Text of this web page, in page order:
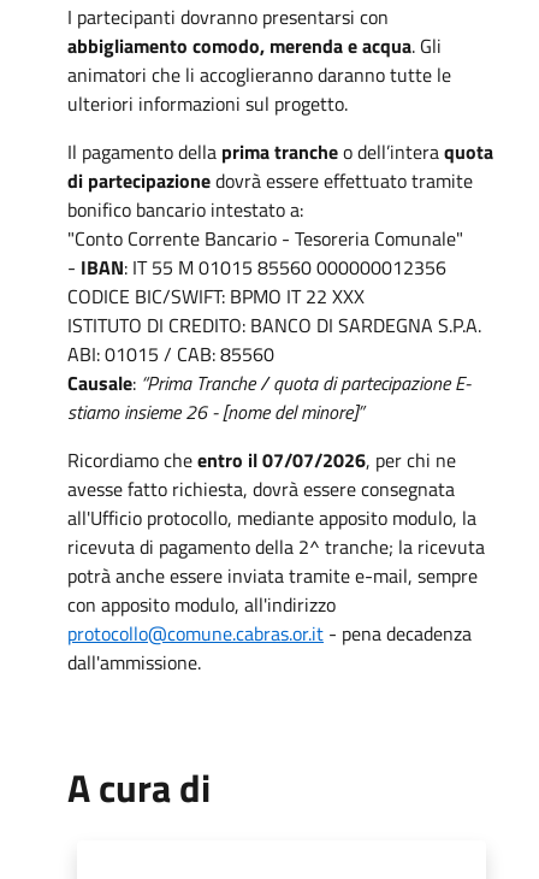
I partecipanti dovranno presentarsi con
abbigliamento comodo, merenda e acqua. Gli
animatori che li accoglieranno daranno tutte le
ulteriori informazioni sul progetto.
Il pagamento della prima trancheo dell’interaquota
di partecipazionedovrà essere effettuato tramite
bonifico bancario intestato a:
"Conto Corrente Bancario - Tesoreria Comunale"
- IBAN: IT 55 M 01015 85560 000000012356
CODICE BIC/SWIFT: BPMO IT 22 XXX
ISTITUTO DI CREDITO: BANCO DI SARDEGNA S.P.A.
ABI: 01015 / CAB: 85560
Causale: “Prima Tranche / quota di partecipazione E-
stiamo insieme 26 - [nome del minore]”
Ricordiamo cheentro il 07/07/2026, per chi ne
avesse fatto richiesta, dovrà essere consegnata
all'Ufficio protocollo, mediante apposito modulo, la
ricevuta di pagamento della 2^ tranche; la ricevuta
potrà anche essere inviata tramite e-mail, sempre
con apposito modulo, all'indirizzo
protocollo@comune.cabras.or.it - pena decadenza
dall'ammissione.
A cura di